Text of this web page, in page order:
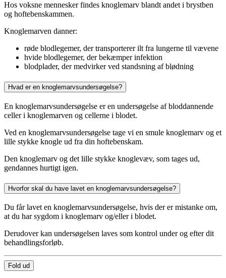
Hos voksne mennesker findes knoglemarv blandt andet i brystben
og hoftebenskammen.
Knoglemarven danner:
røde blodlegemer, der transporterer ilt fra lungerne til vævene
hvide blodlegemer, der bekæmper infektion
blodplader, der medvirker ved standsning af blødning
Hvad er en knoglemarvsundersøgelse?
En knoglemarvsundersøgelse er en undersøgelse af bloddannende
celler i knoglemarven og cellerne i blodet.
Ved en knoglemarvsundersøgelse tage vi en smule knoglemarv og et
lille stykke knogle ud fra din hoftebenskam.
Den knoglemarv og det lille stykke knoglevæv, som tages ud,
gendannes hurtigt igen.
Hvorfor skal du have lavet en knoglemarvsundersøgelse?
Du får lavet en knoglemarvsundersøgelse, hvis der er mistanke om,
at du har sygdom i knoglemarv og/eller i blodet.
Derudover kan undersøgelsen laves som kontrol under og efter dit
behandlingsforløb.
Fold ud